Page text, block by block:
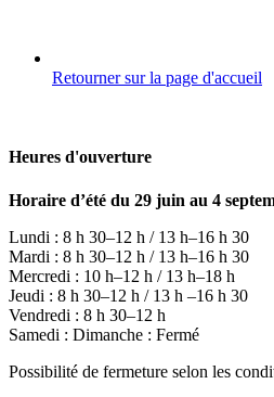
Retourner sur la page d'accueil
Heures d'ouverture
Horaire d’été du 29 juin au 4
Lundi : 8 h 30–12 h / 13 h–16 h 30
Mardi : 8 h 30–12 h / 13 h–16 h 30
Mercredi : 10 h–12 h / 13 h–18 h
Jeudi : 8 h 30–12 h / 13 h –16 h 30
Vendredi : 8 h 30–12 h
Samedi : Dimanche : Fermé
Possibilité de fermeture selon les